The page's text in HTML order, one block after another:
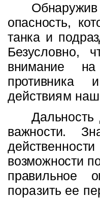
опасность,
танка и
Безусловно,
внимание
противника
действиям
важности.
возможности
правильное
поразить ее